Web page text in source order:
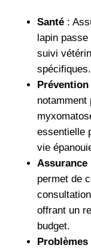
Santé:
lapin
suivi
spécifiques.
Prévention
essentielle
vie
Assurance
permet de
offrant un
budget.
Problèmes